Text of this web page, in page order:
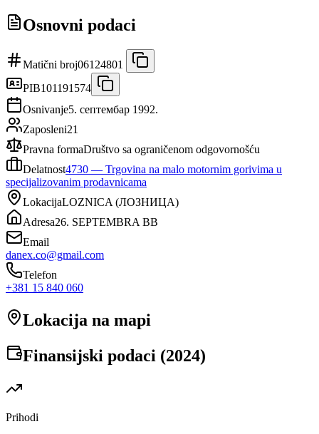
Osnovni podaci
Matični broj06124801
PIB101191574
Osnivanje5. септембар 1992.
Zaposleni21
Pravna formaDruštvo sa ograničenom odgovornošću
Delatnost4730 — Trgovina na malo motornim gorivima u
specijalizovanim prodavnicama
LokacijaLOZNICA (ЛОЗНИЦА)
Adresa26. SEPTEMBRA BB
Email
danex.co@gmail.com
Telefon
+381 15 840 060
Lokacija na mapi
Finansijski podaci (2024)
Prihodi